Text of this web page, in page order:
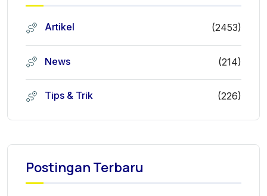
Artikel (2453)
News (214)
Tips & Trik (226)
Postingan Terbaru